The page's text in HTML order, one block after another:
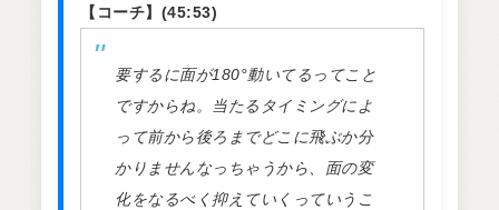
【コーチ】(45:53)
要するに面が180°動いてるってこと
ですからね。当たるタイミングによ
って前から後ろまでどこに飛ぶか分
かりませんなっちゃうから、面の変
化をなるべく抑えていくっていうこ